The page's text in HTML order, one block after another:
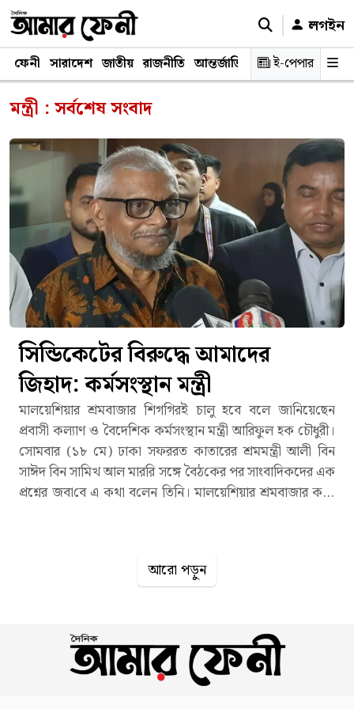
লগইন
ফেনী সারাদেশ জাতীয় রাজনীতি আন্তর্জাতিক অর্থনীতি
ই-পেপার
মন্ত্রী : সর্বশেষ সংবাদ
সিন্ডিকেটের বিরুদ্ধে আমাদের
জিহাদ: কর্মসংস্থান মন্ত্রী
মালয়েশিয়ার শ্রমবাজার শিগ‌গিরই চালু হবে বলে জা‌নিয়ে‌ছেন
প্রবাসী কল্যাণ ও বৈদেশিক কর্মসংস্থান মন্ত্রী আরিফুল হক চৌধুরী।
সোমবার (১৮ মে) ঢাকা সফররত কাতারের শ্রমমন্ত্রী আলী বিন
সাঈদ বিন সামিখ আল মাররি সঙ্গে বৈঠ‌কের পর সাংবাদিকদের এক
প্রশ্নের জবা‌বে এ কথা ব‌লেন তি‌নি। মালয়েশিয়ার শ্রমবাজার ক‌বে
জনশক্তির বাজার বন্ধ বাংলাদেশের। ওই বছর মালয়েশিয়ার সরকার
ভিসায় আর কেউ সেখানে ঢুকতে পারবেন না। ওই তারিখের পর
থেকে আর কোনো কর্মী যেতে পারেননি দেশটিতে। এরপর বিগত
অন্তর্বর্তী সরকারের সময়ে দফায়-দফায় চেষ্টা করেও এই শ্রমবাজার
আরো পড়ুন